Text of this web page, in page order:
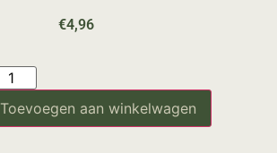
€4,96
Toevoegen aan winkelwagen